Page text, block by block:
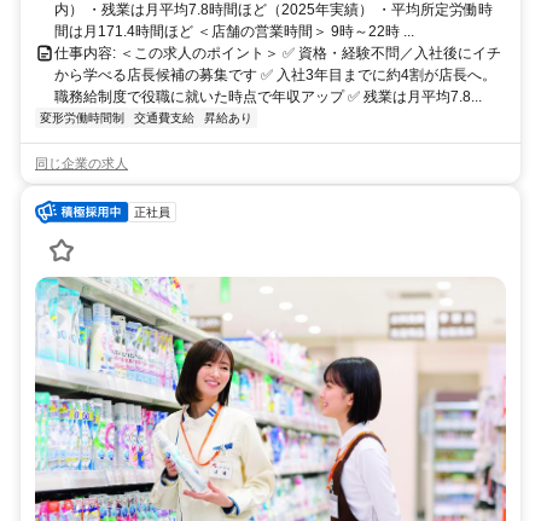
内） ・残業は月平均7.8時間ほど（2025年実績） ・平均所定労働時
間は月171.4時間ほど ＜店舗の営業時間＞ 9時～22時 ...
仕事内容: ＜この求人のポイント＞ ✅ 資格・経験不問／入社後にイチ
から学べる店長候補の募集です ✅ 入社3年目までに約4割が店長へ。
職務給制度で役職に就いた時点で年収アップ ✅ 残業は月平均7.8...
変形労働時間制 交通費支給 昇給あり
同じ企業の求人
正社員